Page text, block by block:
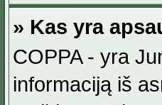
» Kas yra
COPPA - yra
informaciją iš